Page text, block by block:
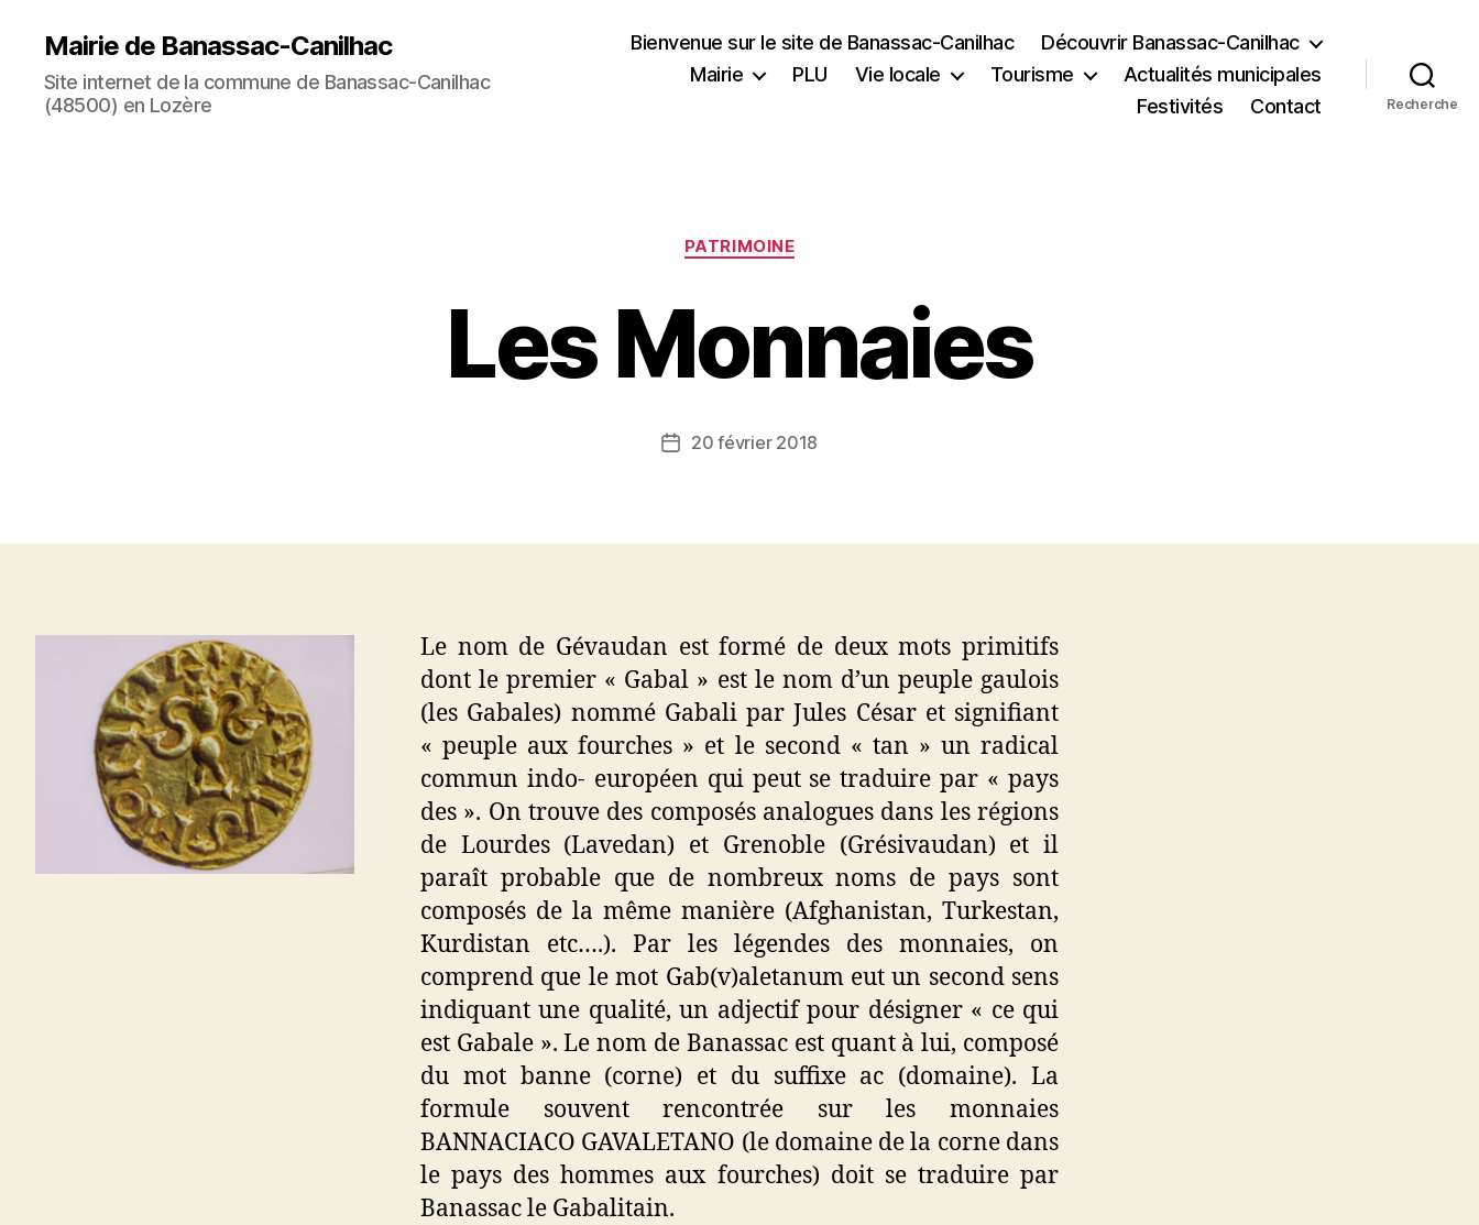
Mairie de Banassac-Canilhac
Site internet de la commune de Banassac-Canilhac
(48500) en Lozère
Bienvenue sur le site de Banassac-Canilhac
Découvrir Banassac-Canilhac
Mairie
PLU Vie locale Tourisme
Actualités municipales
Festivités
Contact Recherche
Catégories
PATRIMOINE
Les Monnaies
Date20 février 2018
Le nom de Gévaudan est formé de deux mots primitifs
dont le premier « Gabal » est le nom d’un peuple gaulois
(les Gabales) nommé Gabali par Jules César et signifiant
« peuple aux fourches » et le second « tan » un radical
commun indo- européen qui peut se traduire par « pays
des ». On trouve des composés analogues dans les régions
de Lourdes (Lavedan) et Grenoble (Grésivaudan) et il
paraît probable que de nombreux noms de pays sont
composés de la même manière (Afghanistan, Turkestan,
Kurdistan etc….). Par les légendes des monnaies, on
comprend que le mot Gab(v)aletanum eut un second sens
indiquant une qualité, un adjectif pour désigner « ce qui
est Gabale ». Le nom de Banassac est quant à lui, composé
du mot banne (corne) et du suffixe ac (domaine). La
formule souvent rencontrée sur les monnaies
BANNACIACO GAVALETANO (le domaine de la corne dans
le pays des hommes aux fourches) doit se traduire par
Banassac le Gabalitain.